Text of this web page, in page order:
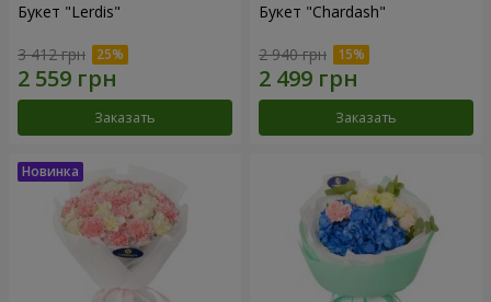
Букет "Lerdis"
3 412 грн
Заказать
Букет "Chardash"
2 940 грн
Заказать